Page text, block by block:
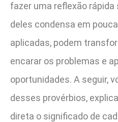
fazer uma reflexão rápida
deles condensa em
aplicadas, podem
encarar os problemas e
oportunidades. A seguir,
desses provérbios,
direta o significado de